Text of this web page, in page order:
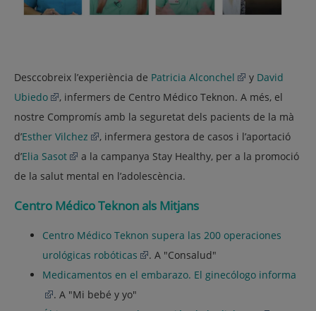
Desccobreix l’experiència de Patricia Alconchel y David
Ubiedo
, infermers de Centro Médico Teknon. A més, el
nostre Compromís amb la seguretat dels pacients de la mà
d’Esther Vilchez
, infermera gestora de casos i l’aportació
d’Elia Sasot
a la campanya Stay Healthy, per a la promoció
de la salut mental en l’adolescència.
Centro Médico Teknon als Mitjans
Centro Médico Teknon supera las 200 operaciones
urológicas robóticas
. A "Consalud"
Medicamentos en el embarazo. El ginecólogo informa
. A "Mi bebé y yo"